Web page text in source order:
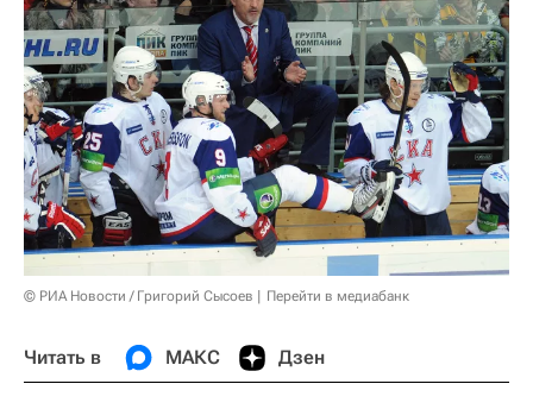
© РИА Новости / Григорий Сысоев Перейти в медиабанк
Читать в МАКС Дзен